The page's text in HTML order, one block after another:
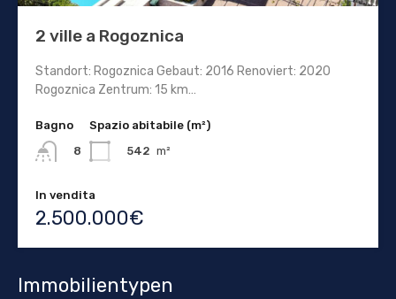
2 ville a Rogoznica
Standort: Rogoznica Gebaut: 2016 Renoviert: 2020
Rogoznica Zentrum: 15 km…
Bagno
8
Spazio abitabile (m²)
542 m²
In vendita
2.500.000€
Immobilientypen